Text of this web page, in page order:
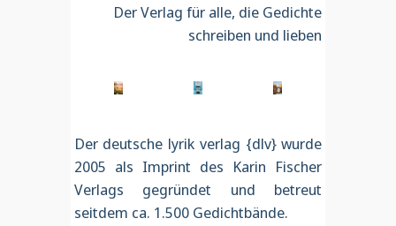
Der Verlag für alle, die Gedichte
schreiben und lieben
Der deutsche lyrik verlag {dlv} wurde
2005 als Imprint des Karin Fischer
Verlags gegründet und betreut
seitdem ca. 1.500 Gedichtbände.